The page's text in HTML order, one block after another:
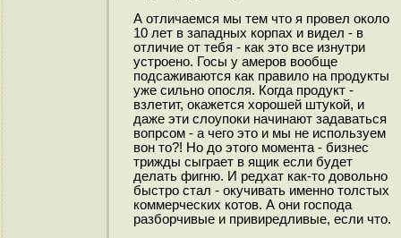
А отличаемся мы тем что я провел около
10 лет в западных корпах и видел - в
отличие от тебя - как это все изнутри
устроено. Госы у амеров вообще
подсаживаются как правило на продукты
уже сильно опосля. Когда продукт -
взлетит, окажется хорошей штукой, и
даже эти слоупоки начинают задаваться
вопрсом - а чего это и мы не используем
вон то?! Но до этого момента - бизнес
трижды сыграет в ящик если будет
делать фигню. И редхат как-то довольно
быстро стал - окучивать именно толстых
коммерческих котов. А они господа
разборчивые и привиредливые, если что.